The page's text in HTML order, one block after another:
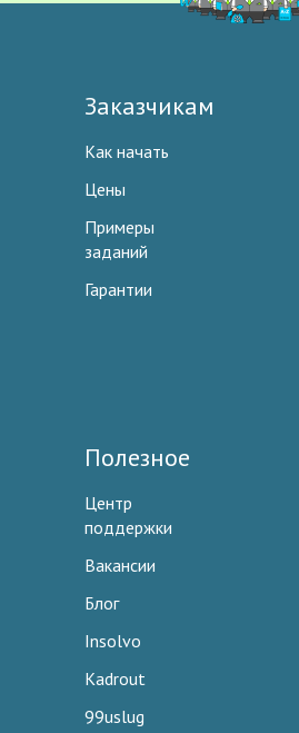
Заказчикам
Как начать
Цены
Примеры
заданий
Гарантии
Полезное
Центр
поддержки
Вакансии
Блог
Insolvo
Kadrout
99uslug